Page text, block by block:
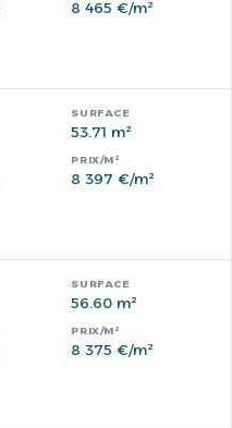
8 465 €/m²
53.71 m²
8 397 €/m²
56.60 m²
8 375 €/m²